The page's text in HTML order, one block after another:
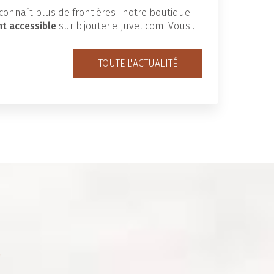
plus de frontières : notre boutique
accessible sur bijouterie-juvet.com. Vous…
TOUTE L'ACTUALITÉ